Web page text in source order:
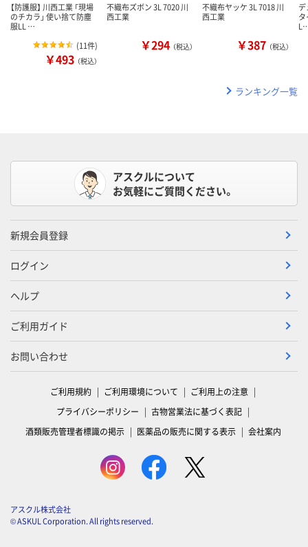
【防護服】 川西工業 「現場
のチカラ」 使い捨て防塵
服LL …
(11件)
￥493 （税込）
不織布ズボン 3L 7020 川
西工業
￥294 （税込）
不織布ヤッケ 3L 7018 川
西工業
￥387 （税込）
デ
タ
ランキング一覧
アスクルについて
お気軽にご質問ください。
新規会員登録
ログイン
ヘルプ
ご利用ガイド
お問い合わせ
ご利用規約 ご利用環境について
ご利用上の注意
プライバシーポリシー
古物営業法に基づく表記
酒類販売管理者標識の掲示
医薬品の販売に関する表示 会社案内
アスクル株式会社
© ASKUL Corporation. All rights reserved.